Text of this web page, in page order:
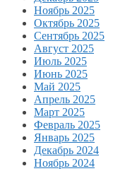
Ноябрь 2025
Октябрь 2025
Сентябрь 2025
Август 2025
Июль 2025
Июнь 2025
Май 2025
Апрель 2025
Март 2025
Февраль 2025
Январь 2025
Декабрь 2024
Ноябрь 2024